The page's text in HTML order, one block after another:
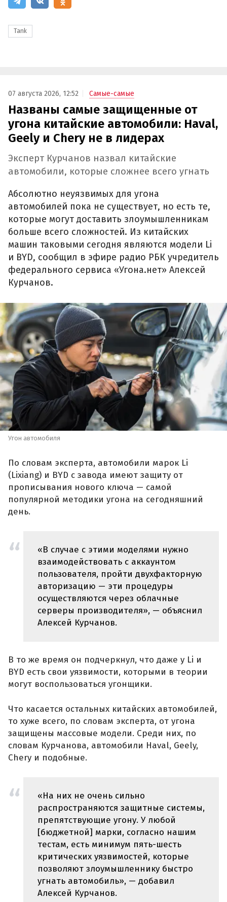
Tank
07 августа 2026, 12:52 Самые-самые
Названы самые защищенные от
угона китайские автомобили: Haval,
Geely и Chery не в лидерах
Эксперт Курчанов назвал китайские
автомобили, которые сложнее всего угнать
Абсолютно неуязвимых для угона
автомобилей пока не существует, но есть те,
которые могут доставить злоумышленникам
больше всего сложностей. Из китайских
машин таковыми сегодня являются модели Li
и BYD, сообщил в эфире радио РБК учредитель
федерального сервиса «Угона.нет» Алексей
Курчанов.
Угон автомобиля
По словам эксперта, автомобили марок Li
(Lixiang) и BYD с завода имеют защиту от
прописывания нового ключа — самой
популярной методики угона на сегодняшний
день.
«В случае с этими моделями нужно
взаимодействовать с аккаунтом
пользователя, пройти двухфакторную
авторизацию — эти процедуры
осуществляются через облачные
серверы производителя», — объяснил
Алексей Курчанов.
В то же время он подчеркнул, что даже у Li и
BYD есть свои уязвимости, которыми в теории
могут воспользоваться угонщики.
Что касается остальных китайских автомобилей,
то хуже всего, по словам эксперта, от угона
защищены массовые модели. Среди них, по
словам Курчанова, автомобили Haval, Geely,
Chery и подобные.
«На них не очень сильно
распространяются защитные системы,
препятствующие угону. У любой
[бюджетной] марки, согласно нашим
тестам, есть минимум пять-шесть
критических уязвимостей, которые
позволяют злоумышленнику быстро
угнать автомобиль», — добавил
Алексей Курчанов.